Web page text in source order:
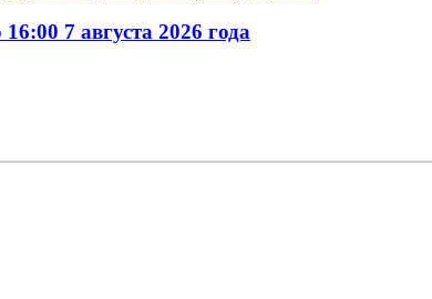
7 августа 2026 года